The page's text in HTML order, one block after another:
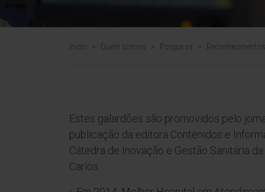
Inicio > Quem somos > Porque vir >
Estes galardões são promovidos pelo
publicação da editora Contenidos e
Cátedra de Inovação e Gestão Sanitária
Carlos.